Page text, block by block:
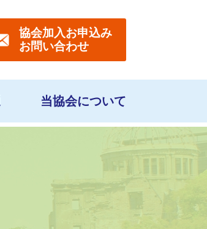
協会加入お申込み
お問い合わせ
当協会について